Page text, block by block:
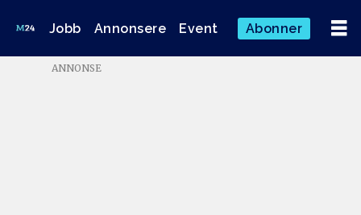
Jobb Annonsere Event Abonner
Medier24-
ANNONSE